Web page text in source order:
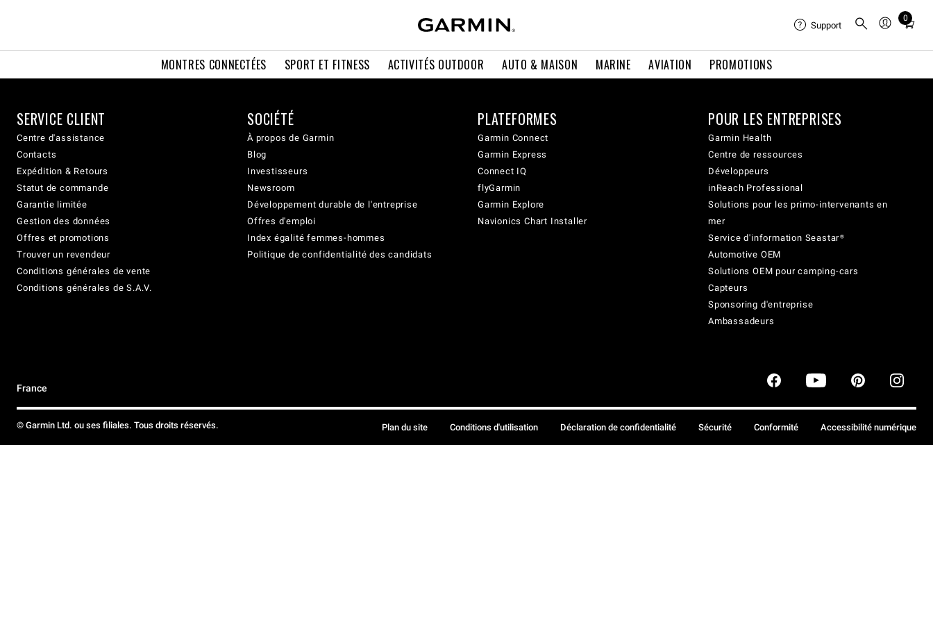
MONTRES CONNECTÉES SPORT ET FITNESS ACTIVITÉS OUTDOOR AUTO & MAISON MARINE AVIATION PROMOTIONS
Support
0
Total
cart:
SERVICE CLIENT
Centre d'assistance
Contacts
Expédition & Retours
Statut de commande
Garantie limitée
Gestion des données
Offres et promotions
Trouver un revendeur
Conditions générales de vente
Conditions générales de S.A.V.
SOCIÉTÉ
À propos de Garmin
Blog
Investisseurs
Newsroom
Développement durable de l'entreprise
Offres d'emploi
Index égalité femmes-hommes
Politique de confidentialité des candidats
PLATEFORMES
Garmin Connect
Garmin Express
Connect IQ
flyGarmin
Garmin Explore
Navionics Chart Installer
POUR LES ENTREPRISES
Garmin Health
Centre de ressources
Développeurs
inReach Professional
Solutions pour les primo-intervenants en
mer
Service d'information Seastar®
Automotive OEM
Solutions OEM pour camping-cars
Capteurs
Sponsoring d'entreprise
Ambassadeurs
France
© Garmin Ltd. ou ses filiales. Tous droits réservés. Plan du site Conditions d'utilisation Déclaration de confidentialité Sécurité Conformité Accessibilité numérique